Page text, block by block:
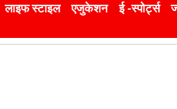
लाइफ स्टाइल एजुकेशन ई -स्पोर्ट्स